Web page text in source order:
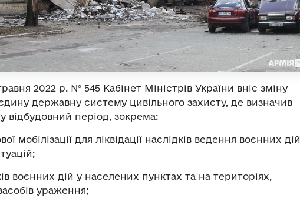
2022 р. № 545 Кабінет Міністрів України вніс зміну
державну систему цивільного захисту, де визначив
відбудовний період, зокрема:
мобілізації для ліквідації наслідків ведення воєнних дій
воєнних дій у населених пунктах та на територіях,
ураження;